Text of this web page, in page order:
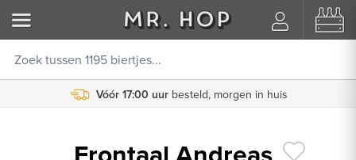
Vóór 17:00 uur besteld, morgen in huis